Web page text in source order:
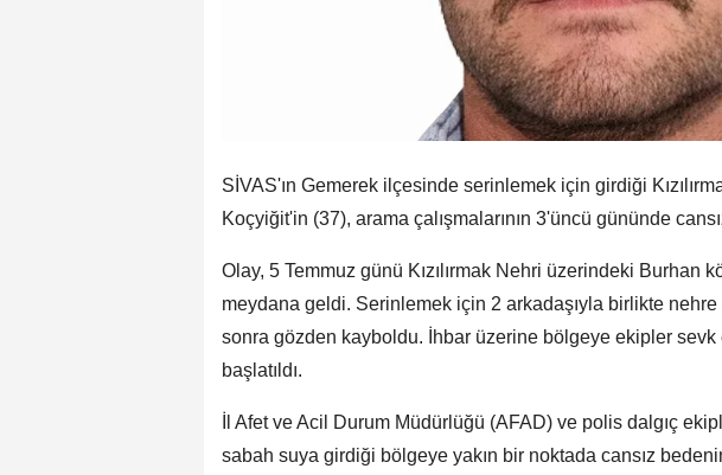
SİVAS'ın Gemerek ilçesinde serinlemek için girdiği
Koçyiğit'in (37), arama çalışmalarının 3'üncü gününde
Olay, 5 Temmuz günü Kızılırmak Nehri üzerindeki Burhan
meydana geldi. Serinlemek için 2 arkadaşıyla birlikte
sonra gözden kayboldu. İhbar üzerine bölgeye ekipler sevk
başlatıldı.
İl Afet ve Acil Durum Müdürlüğü (AFAD) ve polis dalgıç
sabah suya girdiği bölgeye yakın bir noktada cansız